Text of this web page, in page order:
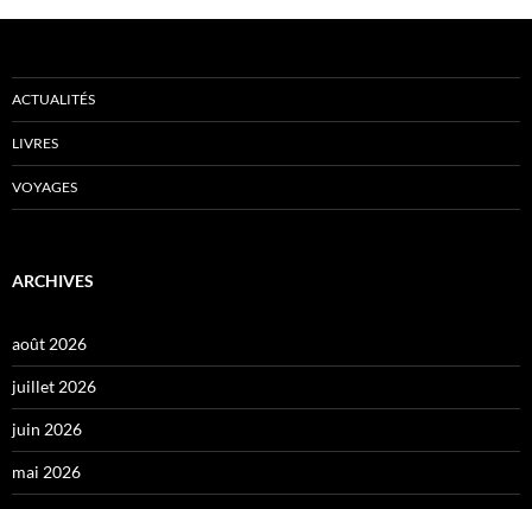
ACTUALITÉS
LIVRES
VOYAGES
ARCHIVES
août 2026
juillet 2026
juin 2026
mai 2026